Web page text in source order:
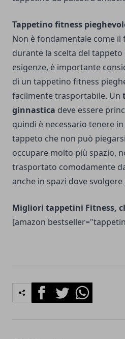
Tappetino fitness
Non è fondamentale come
durante la scelta del
esigenze, è importante
di un tappetino fitness
facilmente trasportabile. Un
ginnastica deve essere
quindi è necessario tenere
tappeto che non può
occupare molto più spazio,
trasportato comodamente
anche in spazi dove
Migliori tappetini Fitness,
[amazon
FacebookTwitterWhatsapp